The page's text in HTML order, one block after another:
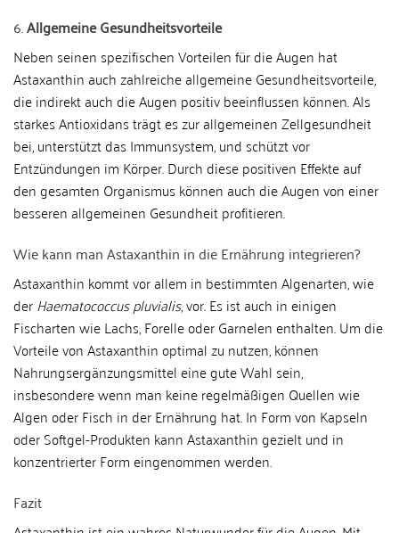
6.Allgemeine Gesundheitsvorteile
Neben seinen spezifischen Vorteilen für die Augen hat
Astaxanthin auch zahlreiche allgemeine Gesundheitsvorteile,
die indirekt auch die Augen positiv beeinflussen können. Als
starkes Antioxidans trägt es zur allgemeinen Zellgesundheit
bei, unterstützt das Immunsystem, und schützt vor
Entzündungen im Körper. Durch diese positiven Effekte auf
den gesamten Organismus können auch die Augen von einer
besseren allgemeinen Gesundheit profitieren.
Wie kann man Astaxanthin in die Ernährung integrieren?
Astaxanthin kommt vor allem in bestimmten Algenarten, wie
derHaematococcus pluvialis, vor. Es ist auch in einigen
Fischarten wie Lachs, Forelle oder Garnelen enthalten. Um die
Vorteile von Astaxanthin optimal zu nutzen, können
Nahrungsergänzungsmittel eine gute Wahl sein,
insbesondere wenn man keine regelmäßigen Quellen wie
Algen oder Fisch in der Ernährung hat. In Form von Kapseln
oder Softgel-Produkten kann Astaxanthin gezielt und in
konzentrierter Form eingenommen werden.
Fazit